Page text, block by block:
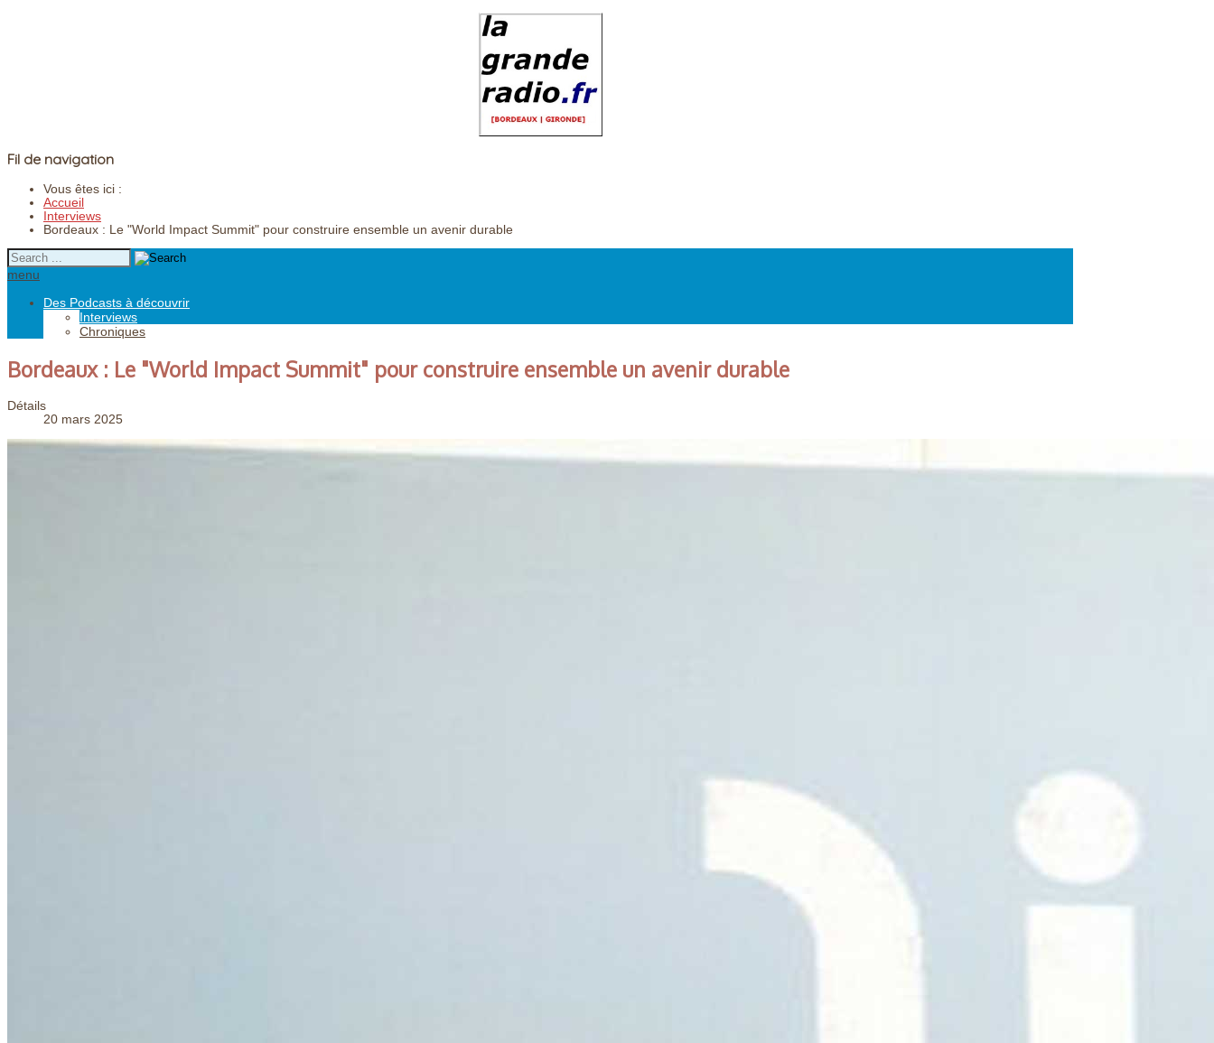
Fil de navigation
Vous êtes ici :
Accueil
Interviews
Bordeaux : Le "World Impact Summit" pour construire ensemble un avenir durable
menu
Des Podcasts à découvrir
Interviews
Chroniques
Bordeaux : Le "World Impact Summit" pour construire ensemble un avenir durable
Détails
20 mars 2025